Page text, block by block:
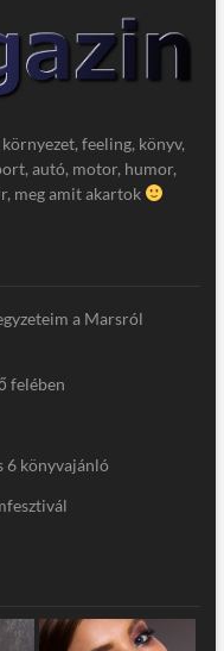
feeling, könyv,
autó, motor, humor,
meg amit akartok
a Marsról
felében
6 könyvajánló